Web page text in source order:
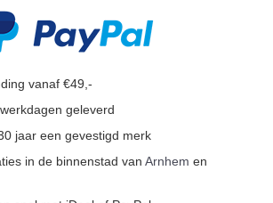
vanaf €49,-
geleverd
jaar een gevestigd merk
in de binnenstad van Arnhem en